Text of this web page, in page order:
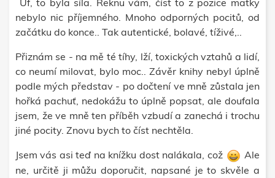
Uf, to byla síla. Řeknu vám, číst to z pozice matky
nebylo nic příjemného. Mnoho odporných pocitů, od
začátku do konce.. Tak autentické, bolavé, tíživé,..
Přiznám se - na mě té tíhy, lží, toxických vztahů a lidí,
co neumí milovat, bylo moc.. Závěr knihy nebyl úplně
podle mých představ - po dočtení ve mně zůstala jen
hořká pachuť, nedokážu to úplně popsat, ale doufala
jsem, že ve mně ten příběh vzbudí a zanechá i trochu
jiné pocity. Znovu bych to číst nechtěla.
Jsem vás asi teď na knížku dost nalákala, což
Ale
ne, určitě ji můžu doporučit, napsané je to skvěle a